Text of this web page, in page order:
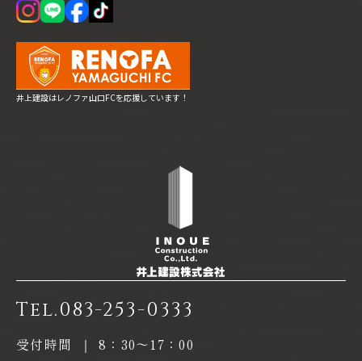
Tel.083-253-0333
受付時間 ｜
8：30〜17：00
井上建設はレノファ山口FCを応援しています！